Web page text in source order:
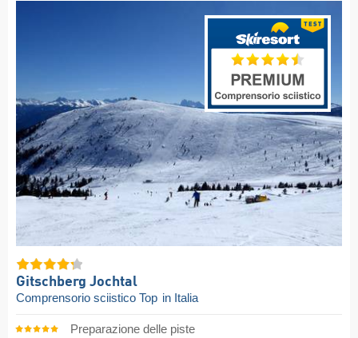
Gitschberg Jochtal
Comprensorio sciistico Top in Italia
Preparazione delle piste